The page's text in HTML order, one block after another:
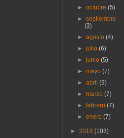
►octubre(5)
►septiembre
(3)
►agosto(4)
►julio(6)
►junio(5)
►mayo(7)
►abril(9)
►marzo(7)
►febrero(7)
►enero(7)
► 2018 (103)